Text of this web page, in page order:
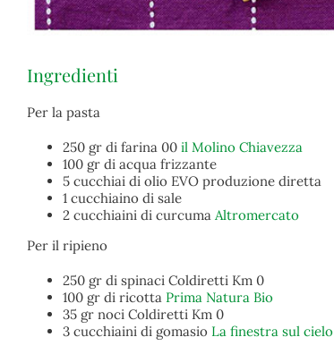
Ingredienti
Per la pasta
250 gr di farina 00 il Molino Chiavezza
100 gr di acqua frizzante
5 cucchiai di olio EVO produzione diretta
1 cucchiaino di sale
2 cucchiaini di curcuma Altromercato
Per il ripieno
250 gr di spinaci Coldiretti Km 0
100 gr di ricotta Prima Natura Bio
35 gr noci Coldiretti Km 0
3 cucchiaini di gomasio La finestra sul cielo